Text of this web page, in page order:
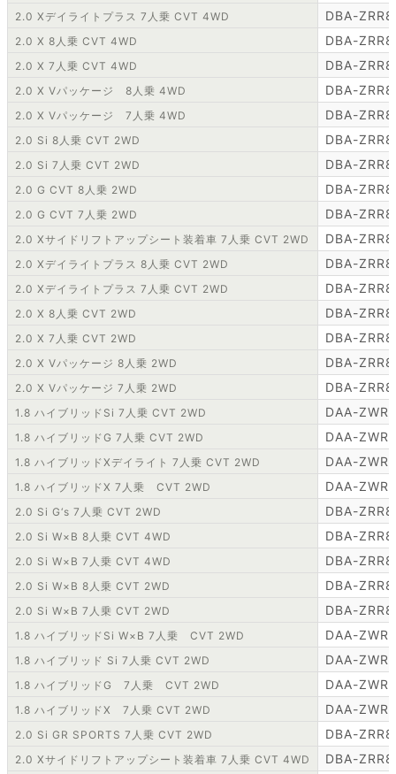
2.0 Xデイライトプラス 7人乗 CVT 4WD DBA-
2.0 X 8人乗 CVT 4WD DBA-
2.0 X 7人乗 CVT 4WD DBA-
2.0 X Vパッケージ 8人乗 4WD DBA-
2.0 X Vパッケージ 7人乗 4WD DBA-
2.0 Si 8人乗 CVT 2WD DBA-
2.0 Si 7人乗 CVT 2WD DBA-
2.0 G CVT 8人乗 2WD DBA-
2.0 G CVT 7人乗 2WD DBA-
2.0 Xサイドリフトアップシート装着車 7人乗 CVT 2WD DBA-
2.0 Xデイライトプラス 8人乗 CVT 2WD DBA-
2.0 Xデイライトプラス 7人乗 CVT 2WD DBA-
2.0 X 8人乗 CVT 2WD DBA-
2.0 X 7人乗 CVT 2WD DBA-
2.0 X Vパッケージ 8人乗 2WD DBA-
2.0 X Vパッケージ 7人乗 2WD DBA-
1.8 ハイブリッドSi 7人乗 CVT 2WD DAA-
1.8 ハイブリッドG 7人乗 CVT 2WD DAA-
1.8 ハイブリッドXデイライト 7人乗 CVT 2WD DAA-
1.8 ハイブリッドX 7人乗 CVT 2WD DAA-
2.0 Si G‘s 7人乗 CVT 2WD DBA-
2.0 Si W×B 8人乗 CVT 4WD DBA-
2.0 Si W×B 7人乗 CVT 4WD DBA-
2.0 Si W×B 8人乗 CVT 2WD DBA-
2.0 Si W×B 7人乗 CVT 2WD DBA-
1.8 ハイブリッドSi W×B 7人乗 CVT 2WD DAA-
1.8 ハイブリッド Si 7人乗 CVT 2WD DAA-
1.8 ハイブリッドG 7人乗 CVT 2WD DAA-
1.8 ハイブリッドX 7人乗 CVT 2WD DAA-
2.0 Si GR SPORTS 7人乗 CVT 2WD DBA-
2.0 Xサイドリフトアップシート装着車 7人乗 CVT 4WD DBA-